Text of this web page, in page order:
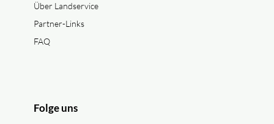
Über Landservice
Partner-Links
FAQ
Folge uns